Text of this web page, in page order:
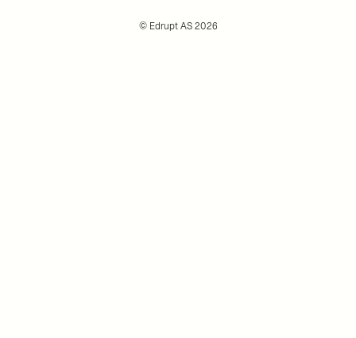
© Edrupt AS 2026